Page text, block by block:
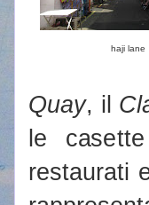
haji lane
Quay, il
le
restaurati